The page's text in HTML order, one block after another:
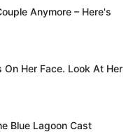
Anymore – Here's
On Her Face. Look At Her
Blue Lagoon Cast